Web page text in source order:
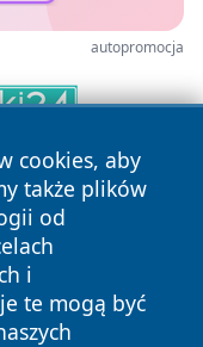
autopromocja
cookies, aby
także plików
od
i
te mogą być
prawa zastrzeżone.